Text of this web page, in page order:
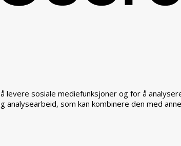
sosiale mediefunksjoner og for å
som kan kombinere den med